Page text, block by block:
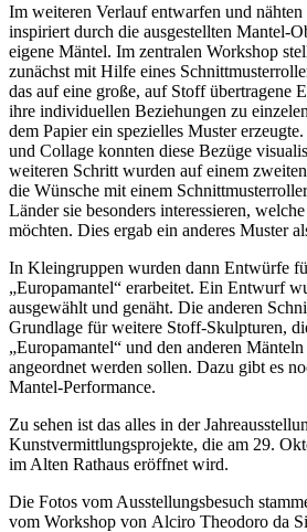
Im weiteren Verlauf entwarfen und
inspiriert durch die ausgestellten Mantel-
eigene Mäntel. Im zentralen Workshop
zunächst mit Hilfe eines
das auf eine große, auf Stoff übertragene
ihre individuellen Beziehungen zu
dem Papier ein spezielles Muster
und Collage konnten diese Bezüge
weiteren Schritt wurden auf einem
die Wünsche mit einem
Länder sie besonders interessieren,
möchten. Dies ergab ein anderes Muster
In Kleingruppen wurden dann Entwürfe
„Europamantel“ erarbeitet. Ein Entwurf
ausgewählt und genäht. Die anderen
Grundlage für weitere Stoff-Skulpturen,
„Europamantel“ und den anderen
angeordnet werden sollen. Dazu gibt es
Mantel-Performance.
Zu sehen ist das alles in der
Kunstvermittlungsprojekte, die am 29.
im Alten Rathaus eröffnet wird.
Die Fotos vom Ausstellungsbesuch
vom Workshop von Alciro Theodoro da